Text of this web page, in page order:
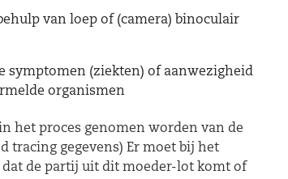
van loep of (camera) binoculair
symptomen (ziekten) of aanwezigheid
organismen
het proces genomen worden van de
tracing gegevens) Er moet bij het
de partij uit dit moeder-lot komt of